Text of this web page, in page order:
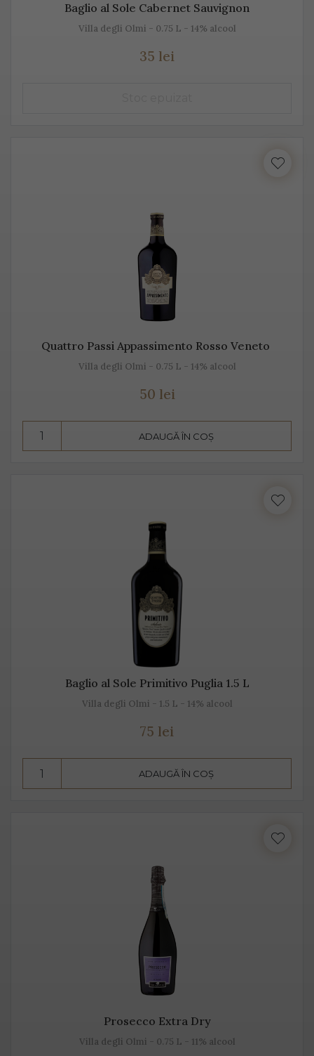
struguri folosite.
decât vin spumant, înseamnă aromă și gust deosebit,
struguri, însă Glera este de departe cel mai cunoscut.
Unii producători, mai amestecă pe lângă Glera și alte
Bianco, Pinot Grigio sau Pinot Nero.
Numele de Prosecco provine de la locul de origine -
satul Prosecco, situat foarte aproape de Trieste. Peste
50% din producția de Prosecco provine din acele locuri,
acolo unde sunt peste 150 de producători. Toți aceștia s-
au asociat într-un Consorțiu pentru a proteja acest vin
spumant italian, cunoscut sub această denumire.
Consumă Prosecco, un vin cunoscut pentru
Prosecco este un vin cunoscut pentru prospețime, este
un vin care nu fermentează după îmbuteliere și care se
consumă de regulă, în primii 3 ani. Are un conținut
scăzut de alcool, astfel că este preferat atât de bărbați,
Se bea în pahare cu pereți înalți, subțiri, rece,
temperatura ideală de servire fiind 2-3 grade C. Am
putea spune despre Prosecco că este un vin băut de
plăcere, dar și ca aperitiv, înainte de servirea mesei.
Este un vin proaspăt, ce se prezintă ca un buchet
ușoare, parfumate. De obicei, Prosecco este un vin sec,
pare dulce. Alege Extra Dry Prosecco pentru echilibrul
pe care îl poate oferi între dulceața fructelor și
Baglio al Sole Cabernet Sauvignon
Villa degli Olmi - 0.75 L - 14% alcool
35 lei
Quattro Passi Appassimento Rosso Veneto
Villa degli Olmi - 0.75 L - 14% alcool
50 lei
ADAUGĂ ÎN COȘ
Baglio al Sole Primitivo Puglia 1.5 L
Villa degli Olmi - 1.5 L - 14% alcool
75 lei
ADAUGĂ ÎN COȘ
Prosecco Extra Dry
Villa degli Olmi - 0.75 L - 11% alcool